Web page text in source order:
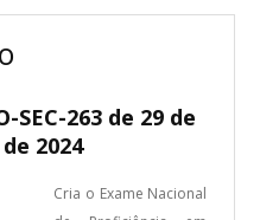
SEC-263 de 29 de
2024
Cria o Exame Nacional